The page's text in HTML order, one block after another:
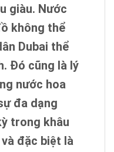
giàu. Nước
không thể
Dubai thể
Đó cũng là lý
nước hoa
đa dạng
trong khâu
đặc biệt là